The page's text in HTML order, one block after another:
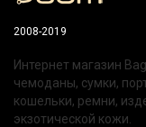
2008-2019
Интернет магазин
чемоданы, сумки,
кошельки, ремни,
экзотической кожи.